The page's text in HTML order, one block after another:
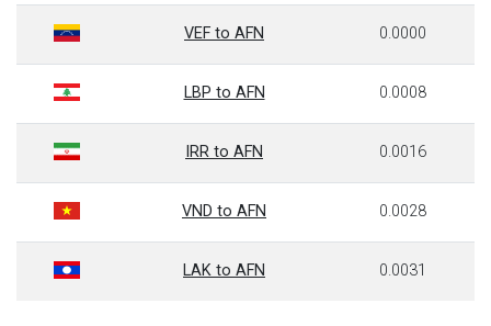
VEF to AFN 0.0000
LBP to AFN 0.0008
IRR to AFN 0.0016
VND to AFN 0.0028
LAK to AFN 0.0031